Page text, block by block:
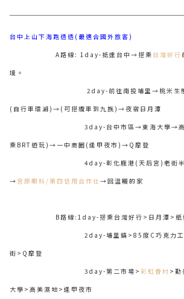
台中上山下海跑透透(最適合國外旅客)
A路線: 1day-抵達台中→搭乘 台灣好行
境。
2day-前往南投埔里→桃米生態社區
(自行車環湖)→(可搭纜車到九族)→夜宿日月潭
3day-台中市區→東海大學→高美濕
乘BRT遊玩)→一中商圈(逢甲夜市)→Q摩登
4day-彰化鹿港(天后宮)老街半日
→ 宮原眼科/第四信用合作社→回溫暖的家
B路線:1day-搭乘台灣好行>日月潭>紙教
2day-埔里鎮>85度C巧克力工坊>桃
街>Q摩登
3day-第二市場> 彩虹眷村 >勤
大學>高美濕地>逢甲夜市